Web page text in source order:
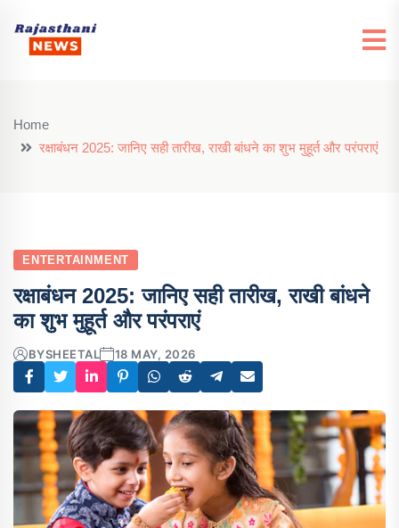
Home
रक्षाबंधन 2025: जानिए सही तारीख, राखी बांधने का शुभ मुहूर्त और परंपराएं
ENTERTAINMENT
रक्षाबंधन 2025: जानिए सही तारीख, राखी बांधने
का शुभ मुहूर्त और परंपराएं
BYSHEETAL 18 MAY, 2026